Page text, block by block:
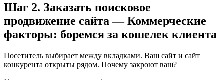
Шаг 2. Заказать поисковое
продвижение сайта — Коммерческие
факторы: боремся за кошелек клиента
Посетитель выбирает между вкладками. Ваш сайт и сайт
конкурента открыты рядом. Почему закроют ваш?